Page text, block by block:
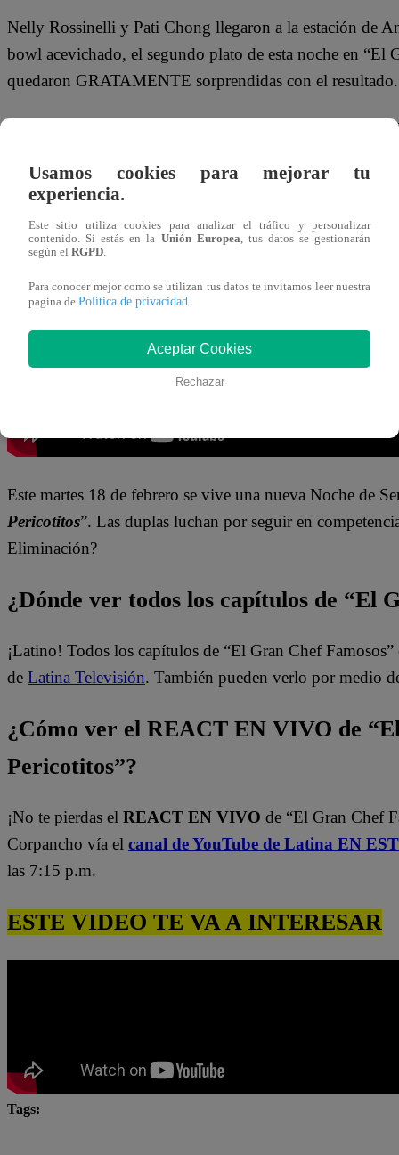
Nelly Rossinelli y Pati Chong llegaron a la estación de
bowl acevichado, el segundo plato de esta noche en “El
quedaron GRATAMENTE sorprendidas con el resultado.
La popular “mamá de los pericotitos” destacó el trabajo
Este comentario EMOCIONÓ a Anthony:
Y, justamente por esa razón, Nelly le hizo un pedido al
comentario positivo del jurado.
Este martes 18 de febrero se vive una nueva Noche de
Pericotitos”. Las duplas luchan por seguir en
Eliminación?
¿Dónde ver todos los capítulos de “El
¡Latino! Todos los capítulos de “El Gran Chef
de Latina Televisión. También pueden verlo por medio
¿Cómo ver el REACT EN VIVO de
Pericotitos”?
¡No te pierdas el REACT EN VIVO de “El Gran Chef
Corpancho vía el canal de YouTube de Latina EN
las 7:15 p.m.
ESTE VIDEO TE VA A INTERESAR
Tags:
Usamos cookies para mejorar tu
experiencia.
Este sitio utiliza cookies para analizar el tráfico y personalizar
contenido. Si estás en la Unión Europea, tus datos se gestionarán
según el RGPD.
Para conocer mejor como se utilizan tus datos te invitamos leer nuestra
pagina de Política de privacidad.
Aceptar Cookies
Rechazar